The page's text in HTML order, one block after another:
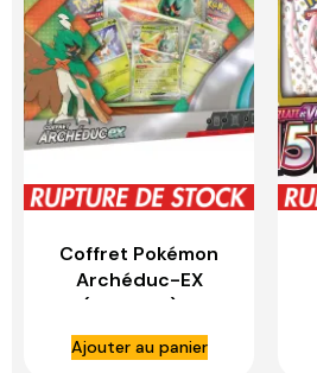
Coffret Pokémon
Archéduc-EX
(Français) –
ASMODEE
Ajouter au panier